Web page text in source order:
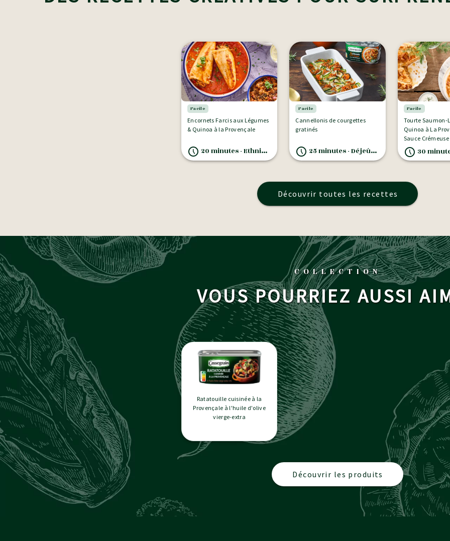
Facile
Encornets Farcis aux Légumes
& Quinoa à la Provençale
20 minutes - Ethnique,Plat
Facile
Cannellonis de courgettes
gratinés
25 minutes - Déjeûner
Facile
Tourte Saumon-
Quinoa à La Provençale,
Sauce
30 minutes -
Découvrir toutes les recettes
COLLECTION
VOUS POURRIEZ AUSSI
Ratatouille cuisinée à la
Provençale à l'huile d'olive
vierge-extra
Découvrir les produits